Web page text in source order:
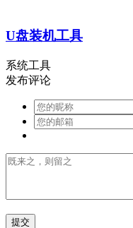
U盘装机工具
系统工具
发布评论